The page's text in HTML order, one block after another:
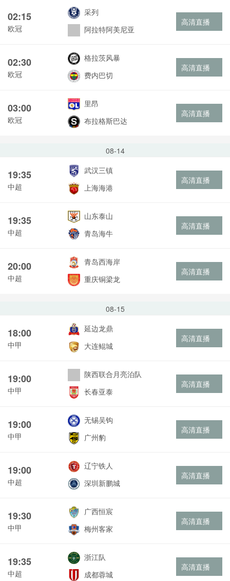
02:15
欧冠
采列
阿拉特阿美尼亚
高清直播
02:30
欧冠
格拉茨风暴
费内巴切
高清直播
03:00
欧冠
里昂
布拉格斯巴达
高清直播
08-14
19:35
中超
武汉三镇
上海海港
高清直播
19:35
中超
山东泰山
青岛海牛
高清直播
20:00
中超
青岛西海岸
重庆铜梁龙
高清直播
08-15
18:00
中甲
延边龙鼎
大连鲲城
高清直播
19:00
中甲
陕西联合月亮泊队
长春亚泰
高清直播
19:00
中甲
无锡吴钩
广州豹
高清直播
19:00
中超
辽宁铁人
深圳新鹏城
高清直播
19:30
中甲
广西恒宸
梅州客家
高清直播
19:35
中超
浙江队
成都蓉城
高清直播